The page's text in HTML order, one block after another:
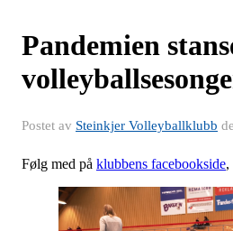
Pandemien
Postet av Steinkjer Volleyballklubb
Følg med på klubbens facebookside,